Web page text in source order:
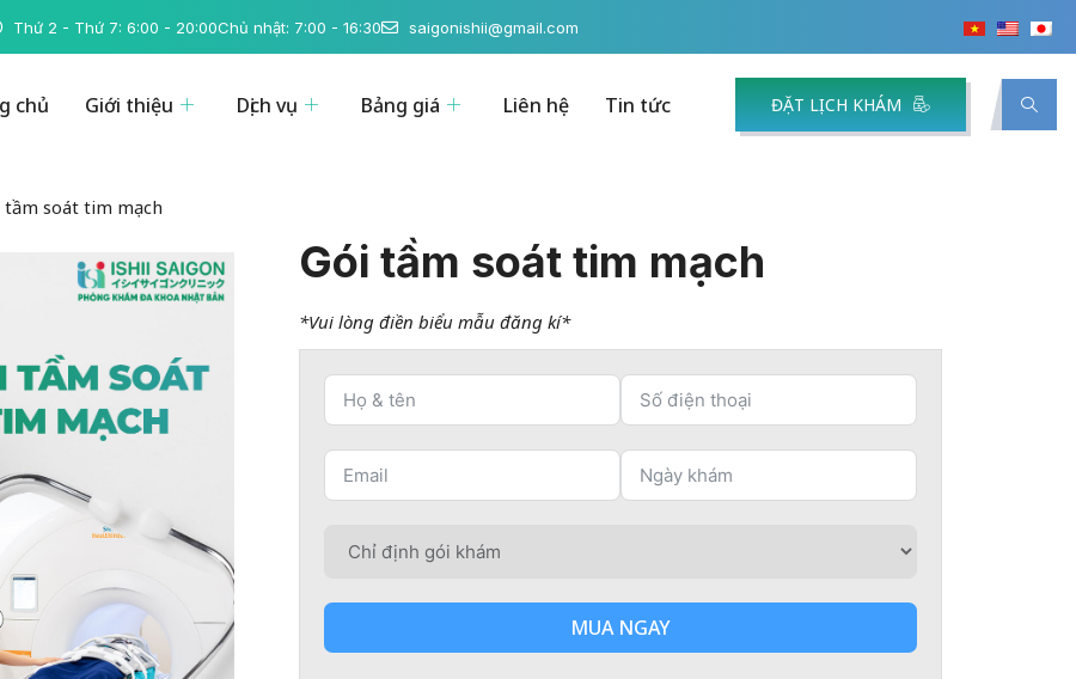
Thứ 2 - Thứ 7: 6:00 - 20:00Chủ nhật: 7:00 - 16:30 saigonishii@gmail.com
chủ Giới thiệu Dịch vụ Bảng giá Liên hệ Tin tức ĐẶT LỊCH KHÁM
soát tim mạch
Gói tầm soát tim mạch
*Vui lòng điền biểu mẫu đăng kí*
MUA NGAY